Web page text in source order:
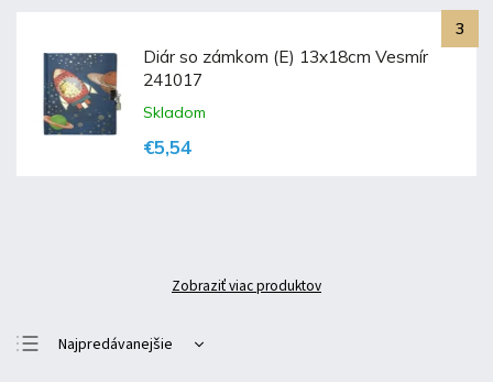
Diár so zámkom (E) 13x18cm Vesmír
241017
Skladom
€5,54
Zobraziť viac produktov
Najpredávanejšie